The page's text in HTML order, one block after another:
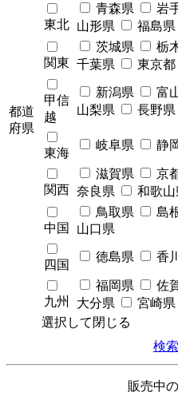
都道
府県
東北
青森県 岩
山形県
福島県
関東
茨城県 栃
千葉県
東京都
甲信
越
新潟県 富
山梨県
長野県
東海
岐阜県 静
関西
滋賀県 京
奈良県
和歌山
中国
鳥取県 島
山口県
四国
徳島県 香
九州
福岡県 佐
大分県
宮崎県
選択して閉じる
検
販売中